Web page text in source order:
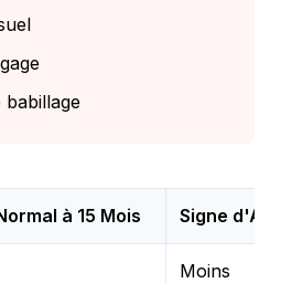
babillage
à 15 Mois Signe
Moins